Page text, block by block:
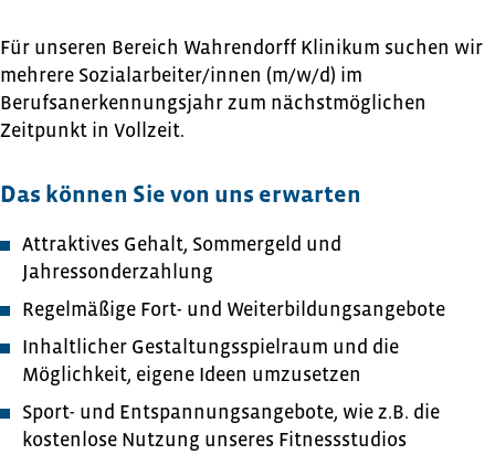
Für unseren Bereich Wahrendorff Klinikum suchen wir
mehrere Sozialarbeiter/innen (m/w/d) im
Berufsanerkennungsjahr zum nächstmöglichen
Zeitpunkt in Vollzeit.
Das können Sie von uns erwarten
Attraktives Gehalt, Sommergeld und
Jahressonderzahlung
Regelmäßige Fort- und Weiterbildungsangebote
Inhaltlicher Gestaltungsspielraum und die
Möglichkeit, eigene Ideen umzusetzen
Sport- und Entspannungsangebote, wie z.B. die
kostenlose Nutzung unseres Fitnessstudios